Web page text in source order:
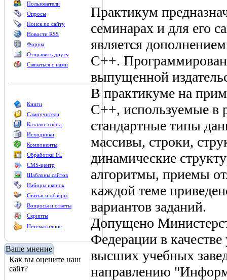
Пользователи
Опросы
Поиск по сайту
Новости RSS
Форум
Отправить другу
Связаться с нами
Книги
Самоучители
Каталог софта
Исходники
Компоненты
Обработки 1С
CMS-центр
Шаблоны сайтов
Наборы иконок
Статьи и обзоры
Вопросы и ответы
Скрипты
Нетематичное
Ваше мнение
Как вы оцените наш
сайт?
Практикум
семинарах и для его
является
С++.
выпущенной
В практикуме на
С++, используемые в
стандартные типы
массивы, строки,
динамические
алгоритмы, приемы
каждой теме
вариантов заданий.
Допущено
Федерации в качестве
высших учебных
направлению